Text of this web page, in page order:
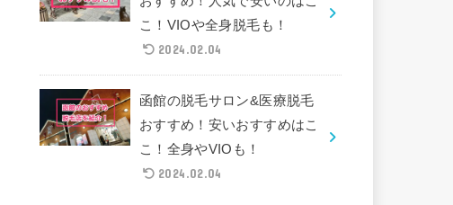
こ！VIOや全身脱毛も！
2024.02.04
函館の脱毛サロン&医療脱毛
おすすめ！安いおすすめはこ
こ！全身やVIOも！
2024.02.04